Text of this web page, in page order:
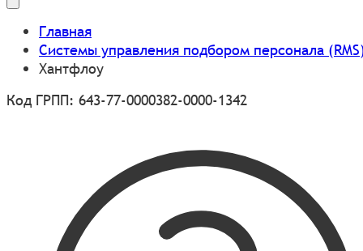
Главная
Системы управления подбором персонала
Хантфлоу
Код ГРПП: 643-77-0000382-0000-1342